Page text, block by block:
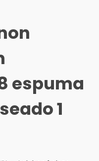
espuma
1